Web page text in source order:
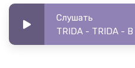
Слушать
TRIDA - TRIDA - В